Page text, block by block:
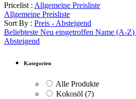
Pricelist : Allgemeine Preisliste
Allgemeine Preisliste
Sort By : Preis - Absteigend
Beliebteste Neu eingetroffen Name (A-Z)
Absteigend
Kategorien
Alle Produkte
Kokosöl (7)